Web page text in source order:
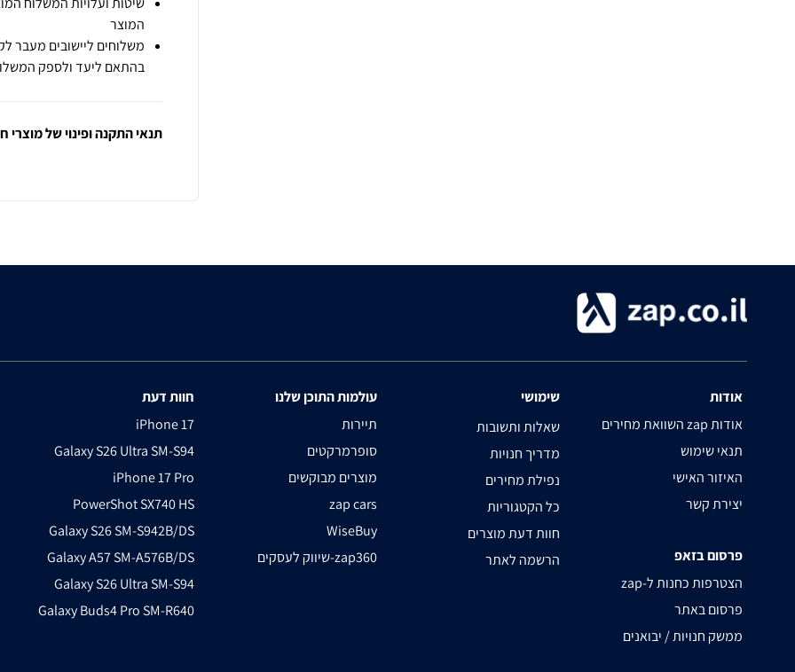
המוצר
משלוחים ליישובים מעבר
בהתאם ליעד ולספק
תנאי התקנה ופינוי של מוצרי
אודות
השוואת מחירים zap אודות
תנאי שימוש
האיזור האישי
יצירת קשר
פרסום בזאפ
zap-הצטרפות כחנות ל
פרסום באתר
ממשק חנויות / יבואנים
שימושי
שאלות ותשובות
מדריך חנויות
נפילת מחירים
כל הקטגוריות
חוות דעת מוצרים
הרשמה לאתר
עולמות התוכן שלנו
תיירות
סופרמרקטים
מוצרים מבוקשים
zap cars
WiseBuy
שיווק לעסקים-zap360
חוות דעת
iPhone 17
Galaxy S26 Ultra SM-S94
iPhone 17 Pro
PowerShot SX740 HS
Galaxy S26 SM-S942B/DS
Galaxy A57 SM-A576B/DS
Galaxy S26 Ultra SM-S94
Galaxy Buds4 Pro SM-R640